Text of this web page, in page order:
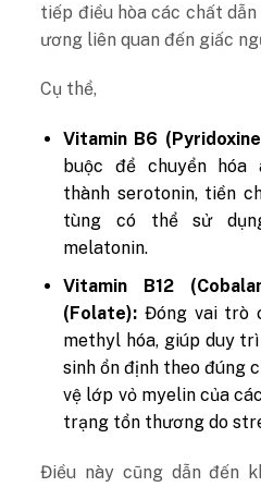
tiếp điều hòa các chất
ương liên quan đến giấc
Cụ thể,
Vitamin B6
buộc để chuyển hóa
thành serotonin, tiền
tùng có thể sử
melatonin.
Vitamin B12
(Folate): Đóng vai trò
methyl hóa, giúp duy
sinh ổn định theo đúng
vệ lớp vỏ myelin của
trạng tổn thương do
Điều này cũng dẫn đến